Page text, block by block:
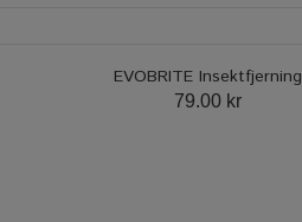
EVOBRITE Insektfjerning
79.00 kr